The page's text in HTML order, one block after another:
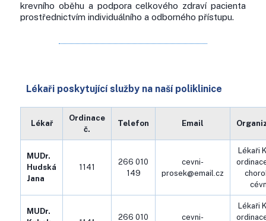
krevního oběhu a podpora celkového zdraví pacienta
prostřednictvím individuálního a odborného přístupu.
Lékaři poskytující služby na naší poliklinice
Lékař
Ordinace
č.
Telefon Email
MUDr.
Hudská
Jana
1141
266 010
149
cevni-
prosek@email.cz
Lékaři
MUDr.
266 010
cevni-
Lékaři